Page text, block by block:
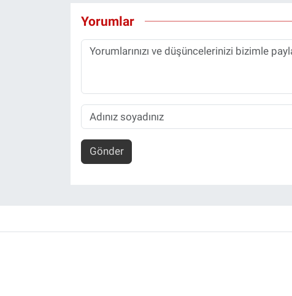
Yorumlar
Gönder